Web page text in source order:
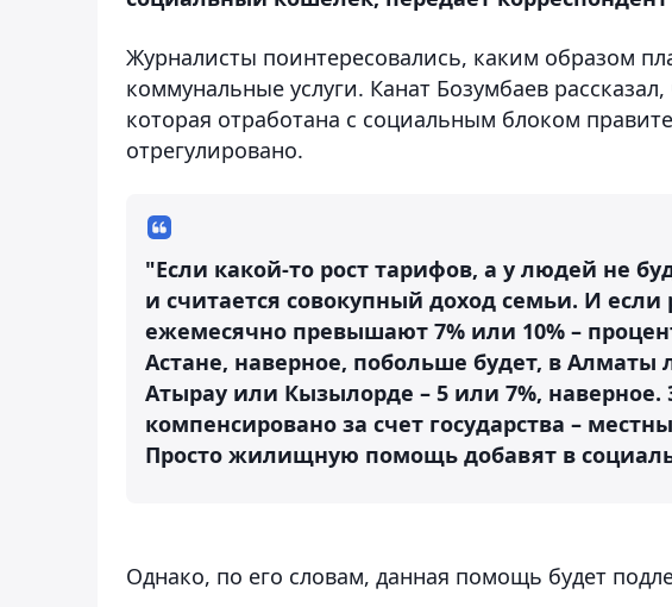
Журналисты поинтересовались, каким образом
коммунальные услуги. Канат Бозумбаев
которая отработана с социальным блоком
отрегулировано.
"Если какой-то рост тарифов, а у людей не
и считается совокупный доход семьи. И
ежемесячно превышают 7% или 10% –
Астане, наверное, побольше будет, в
Атырау или Кызылорде – 5 или 7%, наверное.
компенсировано за счет государства –
Просто жилищную помощь добавят в
Однако, по его словам, данная помощь будет